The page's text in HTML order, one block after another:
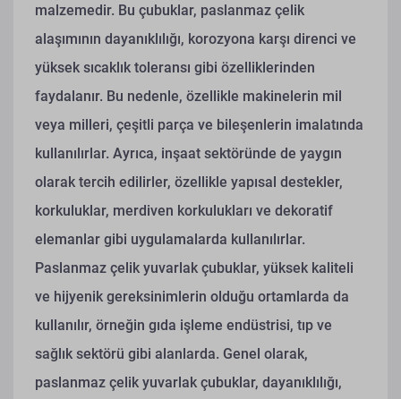
malzemedir. Bu çubuklar, paslanmaz çelik
alaşımının dayanıklılığı, korozyona karşı direnci ve
yüksek sıcaklık toleransı gibi özelliklerinden
faydalanır. Bu nedenle, özellikle makinelerin mil
veya milleri, çeşitli parça ve bileşenlerin imalatında
kullanılırlar. Ayrıca, inşaat sektöründe de yaygın
olarak tercih edilirler, özellikle yapısal destekler,
korkuluklar, merdiven korkulukları ve dekoratif
elemanlar gibi uygulamalarda kullanılırlar.
Paslanmaz çelik yuvarlak çubuklar, yüksek kaliteli
ve hijyenik gereksinimlerin olduğu ortamlarda da
kullanılır, örneğin gıda işleme endüstrisi, tıp ve
sağlık sektörü gibi alanlarda. Genel olarak,
paslanmaz çelik yuvarlak çubuklar, dayanıklılığı,